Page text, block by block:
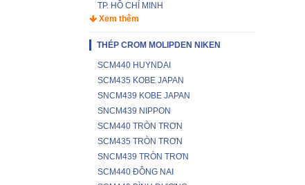
TP. HỒ CHÍ MINH
Xem thêm
THÉP CROM MOLIPDEN NIKEN
SCM440 HUYNDAI
SCM435 KOBE JAPAN
SNCM439 KOBE JAPAN
SNCM439 NIPPON
SCM440 TRÒN TRƠN
SCM435 TRÒN TRƠN
SNCM439 TRÒN TRƠN
SCM440 ĐỒNG NAI